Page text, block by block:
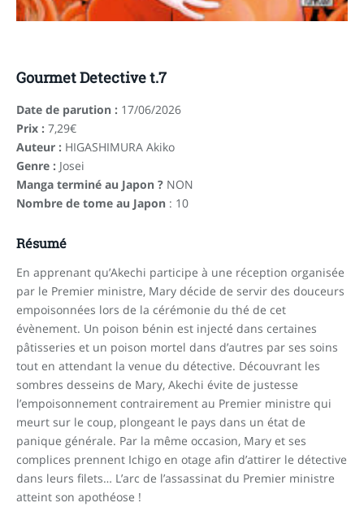
Gourmet Detective t.7
Date de parution : 17/06/2026
Prix : 7,29€
Auteur : HIGASHIMURA Akiko
Genre : Josei
Manga terminé au Japon ? NON
Nombre de tome au Japon : 10
Résumé
En apprenant qu’Akechi participe à une réception organisée
par le Premier ministre, Mary décide de servir des douceurs
empoisonnées lors de la cérémonie du thé de cet
évènement. Un poison bénin est injecté dans certaines
pâtisseries et un poison mortel dans d’autres par ses soins
tout en attendant la venue du détective. Découvrant les
sombres desseins de Mary, Akechi évite de justesse
l’empoisonnement contrairement au Premier ministre qui
meurt sur le coup, plongeant le pays dans un état de
panique générale. Par la même occasion, Mary et ses
complices prennent Ichigo en otage afin d’attirer le détective
dans leurs filets… L’arc de l’assassinat du Premier ministre
atteint son apothéose !